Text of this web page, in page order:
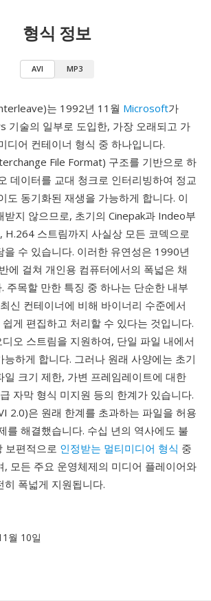
형식 정보
AVI MP3
는 1992년 11월 Microsoft가
기술의 일부로 도입한, 가장 오래되고 가
디어 컨테이너 형식 중 하나입니다.
File Format) 구조를 기반으로 하
데이터를 교대 청크로 인터리빙하여 정교
도 동기화된 재생을 가능하게 합니다. 이
받지 않으므로, 초기의 Cinepak과 Indeo부
H.264 스트림까지 사실상 모든 코덱으로
을 수 있습니다. 이러한 유연성은 1990년
에 걸쳐 개인용 컴퓨터에서의 폭넓은 채
주목할 만한 특징 중 하나는 단순한 내부
신 컨테이너에 비해 바이너리 수준에서
게 편집하고 처리할 수 있다는 것입니다.
오 스트림을 지원하여, 단일 파일 내에서
능하게 합니다. 그러나 원래 사양에는 초기
일 크기 제한, 가변 프레임레이트에 대한
자막 형식 미지원 등의 한계가 있습니다.
2.0)은 원래 한계를 초과하는 파일을 허용
를 해결했습니다. 수십 년의 역사에도 불
보편적으로 인정받는 멀티미디어 형식 중
, 모든 주요 운영체제의 미디어 플레이어와
히 폭넓게 지원됩니다.
월 10일